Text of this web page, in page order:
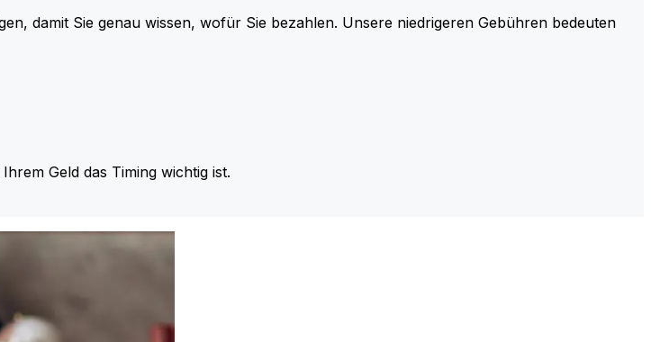
damit Sie genau wissen, wofür Sie bezahlen. Unsere niedrigeren Gebühren bedeuten
Geld das Timing wichtig ist.